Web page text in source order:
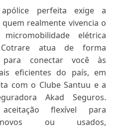
perfeita exige a
realmente vivencia o
elétrica
atua de forma
para conectar você às
eficientes do país, em
com o Clube Santuu e a
Akad Seguros.
aceitação flexível para
ou usados,